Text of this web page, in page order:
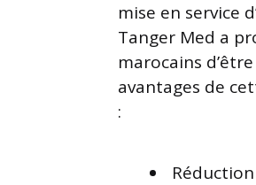
mise en service
Tanger Med a
marocains
avantages de
: